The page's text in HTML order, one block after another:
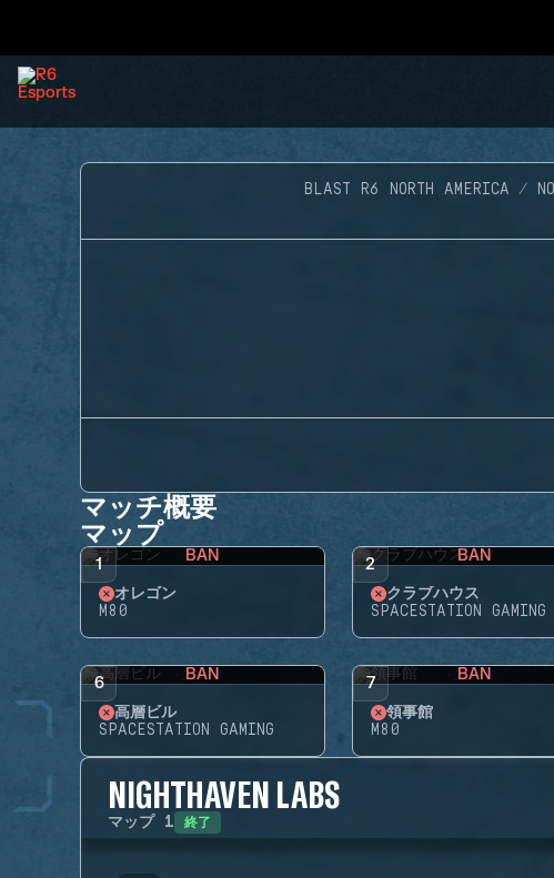
BLAST R6 NORTH AMERICA
マッチ概要
マップ
1 BAN
オレゴン
M80
2 BAN
クラブハウス
SPACESTATION GAMING
6 BAN
高層ビル
SPACESTATION GAMING
7 BAN
領事館
M80
NIGHTHAVEN LABS
マップ 1 終了